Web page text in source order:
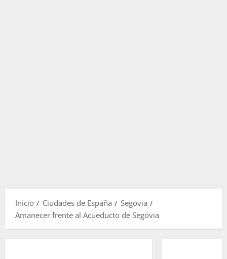
Inicio Ciudades de España
Segovia
Amanecer frente al Acueducto de Segovia